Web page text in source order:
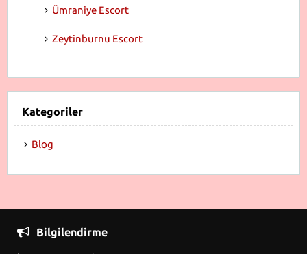
Ümraniye Escort
Zeytinburnu Escort
Kategoriler
Blog
Bilgilendirme